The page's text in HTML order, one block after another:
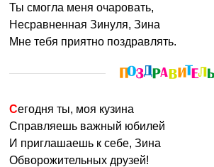
Ты смогла меня очаровать,
Несравненная Зинуля, Зина
Мне тебя приятно поздравлять.
Сегодня ты, моя кузина
Справляешь важный юбилей
И приглашаешь к себе, Зина
Обворожительных друзей!